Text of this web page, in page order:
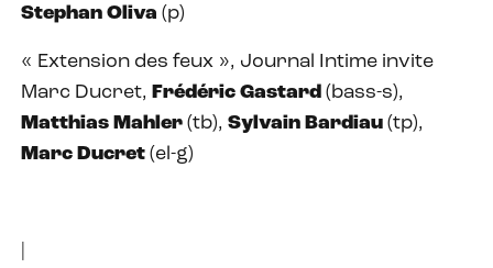
Stephan Oliva (p)
« Extension des feux », Journal Intime invite
Marc Ducret, Frédéric Gastard (bass-s),
Matthias Mahler (tb), Sylvain Bardiau (tp),
Marc Ducret (el-g)